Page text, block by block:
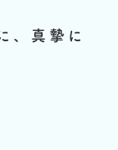
、真摯に